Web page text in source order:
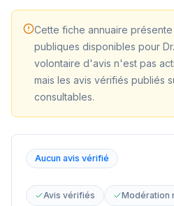
Cette fiche annuaire
publiques disponibles pour
volontaire d'avis n'est pas
mais les avis vérifiés publiés
consultables.
Aucun avis vérifié
Avis vérifiés
Modération